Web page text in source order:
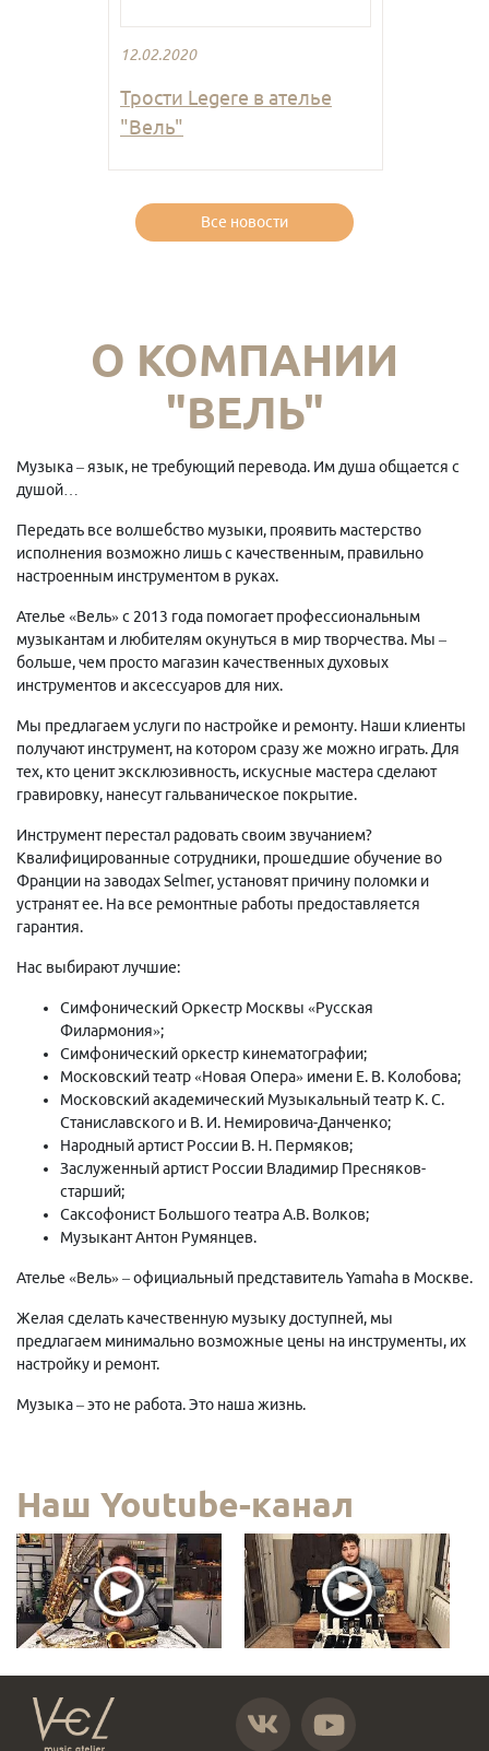
12.02.2020
Трости Legere в ателье
"Вель"
Все новости
О КОМПАНИИ
"ВЕЛЬ"
Музыка – язык, не требующий перевода. Им душа общается с
душой…
Передать все волшебство музыки, проявить мастерство
исполнения возможно лишь с качественным, правильно
настроенным инструментом в руках.
Ателье «Вель» с 2013 года помогает профессиональным
музыкантам и любителям окунуться в мир творчества. Мы –
больше, чем просто магазин качественных духовых
инструментов и аксессуаров для них.
Мы предлагаем услуги по настройке и ремонту. Наши клиенты
получают инструмент, на котором сразу же можно играть. Для
тех, кто ценит эксклюзивность, искусные мастера сделают
гравировку, нанесут гальваническое покрытие.
Инструмент перестал радовать своим звучанием?
Квалифицированные сотрудники, прошедшие обучение во
Франции на заводах Selmer, установят причину поломки и
устранят ее. На все ремонтные работы предоставляется
гарантия.
Нас выбирают лучшие:
Симфонический Оркестр Москвы «Русская
Филармония»;
Симфонический оркестр кинематографии;
Московский театр «Новая Опера» имени Е. В. Колобова;
Московский академический Музыкальный театр К. С.
Станиславского и В. И. Немировича-Данченко;
Народный артист России В. Н. Пермяков;
Заслуженный артист России Владимир Пресняков-
старший;
Саксофонист Большого театра А.В. Волков;
Музыкант Антон Румянцев.
Ателье «Вель» – официальный представитель Yamaha в Москве.
Желая сделать качественную музыку доступней, мы
предлагаем минимально возможные цены на инструменты, их
настройку и ремонт.
Музыка – это не работа. Это наша жизнь.
Наш Youtube-канал